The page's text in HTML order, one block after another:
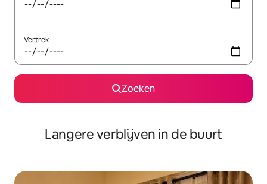
Vertrek
Zoeken
Langere verblijven in de buurt